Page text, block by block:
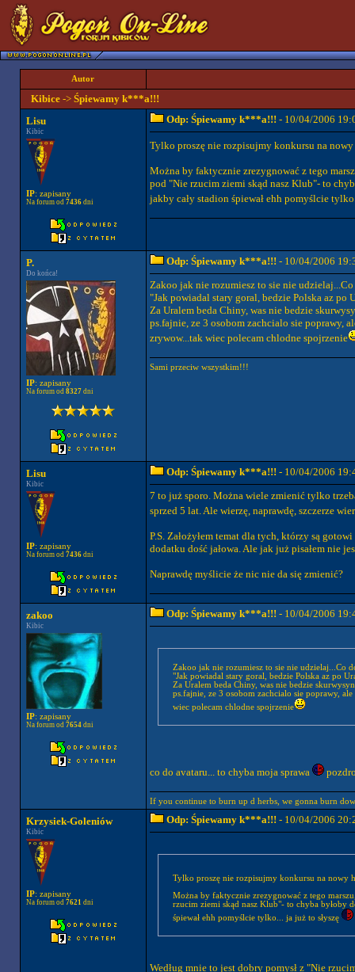
Autor
Kibice-> Śpiewamy k***a!!!
Lisu
Kibic
IP: zapisany
Na forum od 7436dni
Odp: Śpiewamy k***a!!! - 10/04/2006
Tylko proszę nie rozpisujmy konkursu na
Można by faktycznie zrezygnować z tego
pod "Nie rzucim ziemi skąd nasz Klub"- to
jakby cały stadion śpiewał ehh pomyślcie
P.
Do końca!
IP: zapisany
Na forum od 8327dni
Odp: Śpiewamy k***a!!! - 10/04/2006
Zakoo jak nie rozumiesz to sie nie
"Jak powiadal stary goral, bedzie Polska az po
Za Uralem beda Chiny, was nie bedzie
ps.fajnie, ze 3 osobom zachcialo sie poprawy,
zrywow...tak wiec polecam chlodne spojrzenie
Sami przeciw wszystkim!!!
Lisu
Kibic
IP: zapisany
Na forum od 7436dni
Odp: Śpiewamy k***a!!! - 10/04/2006
7 to już sporo. Można wiele zmienić tylko
sprzed 5 lat. Ale wierzę, naprawdę, szczerze
P.S. Założyłem temat dla tych, którzy są
dodatku dość jałowa. Ale jak już pisałem nie
Naprawdę myślicie że nic nie da się zmienić?
zakoo
Kibic
IP: zapisany
Na forum od 7654dni
Odp: Śpiewamy k***a!!! - 10/04/2006
Zakoo jak nie rozumiesz to sie nie udzielaj...Co
"Jak powiadal stary goral, bedzie Polska az po
Za Uralem beda Chiny, was nie bedzie
ps.fajnie, ze 3 osobom zachcialo sie poprawy,
wiec polecam chlodne spojrzenie
co do avataru... to chyba moja sprawa
If you continue to burn up d herbs, we gonna burn
Krzysiek-Goleniów
Kibic
IP: zapisany
Na forum od 7621 dni
Odp: Śpiewamy k***a!!! - 10/04/2006
Tylko proszę nie rozpisujmy konkursu na nowy
Można by faktycznie zrezygnować z tego
rzucim ziemi skąd nasz Klub"- to chyba byłoby
śpiewał ehh pomyślcie tylko... ja już to słyszę
Według mnie to jest dobry pomysł z "Nie